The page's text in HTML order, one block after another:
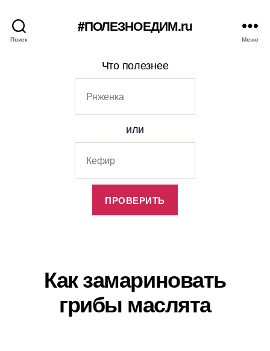
Поиск
#ПОЛЕЗНОЕДИМ.ru
Меню
Что полезнее
или
Как замариновать
грибы маслята